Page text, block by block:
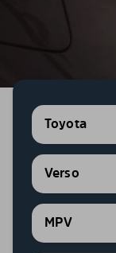
Toyota
Verso
MPV